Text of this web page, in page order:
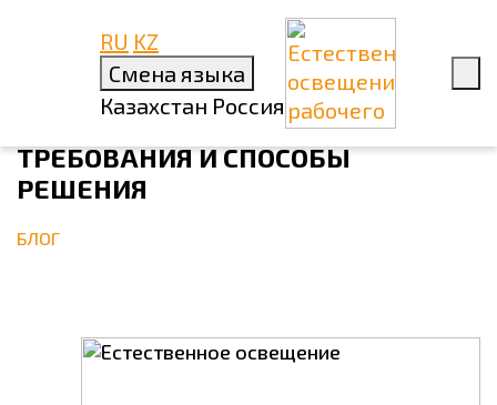
RU KZ
Смена языка
Казахстан Россия
1 АВГУСТА 2022
ЕСТЕСТВЕННОЕ ОСВЕЩЕНИЕ
РАБОЧЕГО МЕСТА: НОРМЫ,
ТРЕБОВАНИЯ И СПОСОБЫ
РЕШЕНИЯ
БЛОГ